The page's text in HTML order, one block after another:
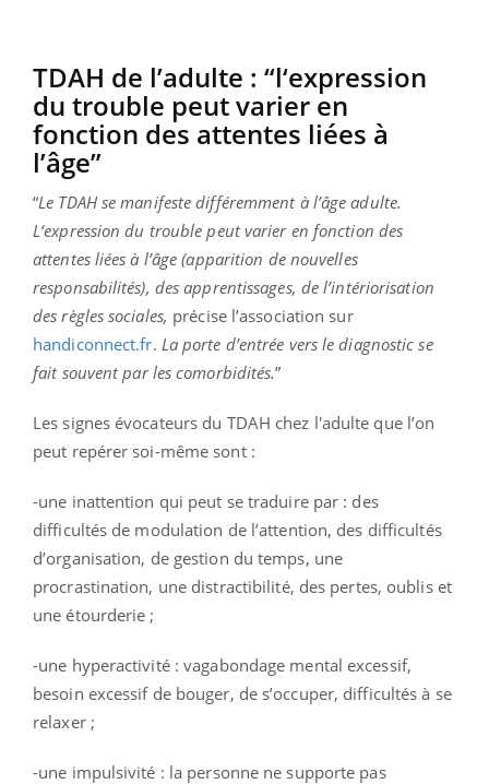
TDAH de l’adulte : “l‘expression
du trouble peut varier en
fonction des attentes liées à
l’âge”
“Le TDAH se manifeste différemment à l’âge adulte.
L‘expression du trouble peut varier en fonction des
attentes liées à l’âge (apparition de nouvelles
responsabilités), des apprentissages, de l’intériorisation
des règles sociales, précise l’association sur
handiconnect.fr. La porte d’entrée vers le diagnostic se
fait souvent par les comorbidités.”
Les signes évocateurs du TDAH chez l'adulte que l’on
peut repérer soi-même sont :
-une inattention qui peut se traduire par : des
difficultés de modulation de l’attention, des difficultés
d’organisation, de gestion du temps, une
procrastination, une distractibilité, des pertes, oublis et
une étourderie ;
-une hyperactivité : vagabondage mental excessif,
besoin excessif de bouger, de s’occuper, difficultés à se
relaxer ;
-une impulsivité : la personne ne supporte pas